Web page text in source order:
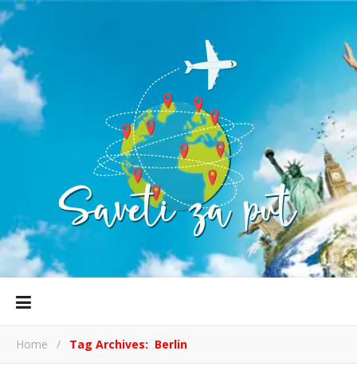
Home / Tag Archives: Berlin